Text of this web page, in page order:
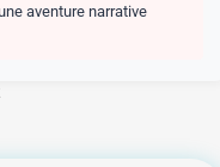
aventure narrative